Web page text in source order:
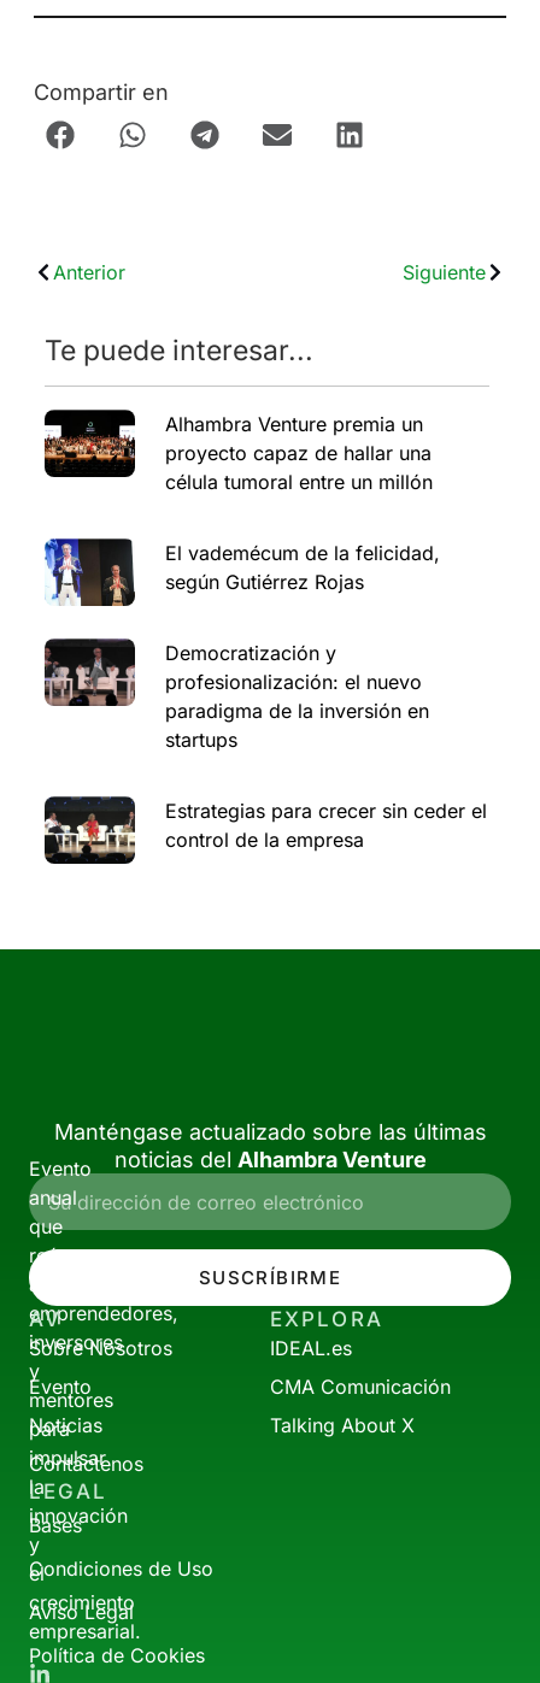
Compartir en
Anterior Siguiente
Te puede interesar...
Alhambra Venture premia un
proyecto capaz de hallar una
célula tumoral entre un millón
El vademécum de la felicidad,
según Gutiérrez Rojas
Democratización y
profesionalización: el nuevo
paradigma de la inversión en
startups
Estrategias para crecer sin ceder el
control de la empresa
Evento
anual
que
reúne
a
emprendedores,
inversores
y
mentores
para
impulsar
la
innovación
y
el
crecimiento
empresarial.
Manténgase actualizado sobre las últimas
noticias del Alhambra Venture
SUSCRÍBIRME
AV
Sobre Nosotros
Evento
Noticias
Contáctenos
EXPLORA
IDEAL.es
CMA Comunicación
Talking About X
LEGAL
Bases
Condiciones de Uso
Aviso Legal
Política de Cookies